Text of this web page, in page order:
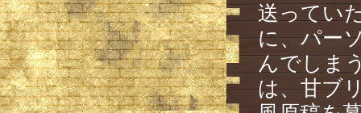
送ってい
に、パー
んでしま
は、甘ブ